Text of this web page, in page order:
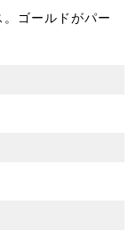
ゴールドがパー